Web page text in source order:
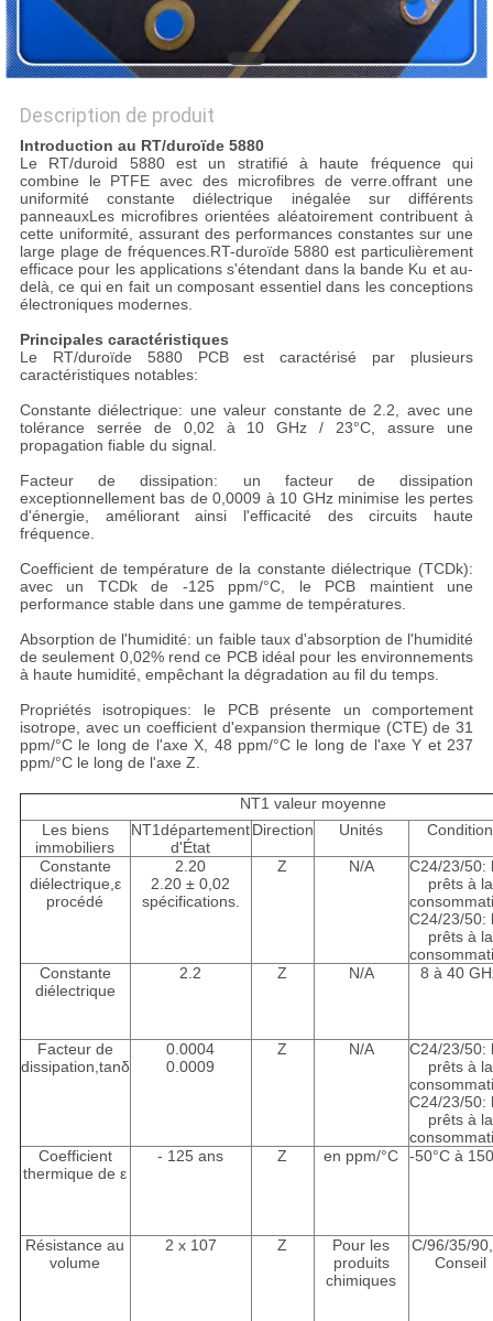
PLAN
DU
POLITIQUE
DE
CONFIDENTIALITÉ
Description de produit
Introduction au RT/duroïde 5880
Le RT/duroid 5880 est un stratifié à haute fréquence qui
combine le PTFE avec des microfibres de verre.offrant une
uniformité constante diélectrique inégalée sur différents
panneauxLes microfibres orientées aléatoirement contribuent à
cette uniformité, assurant des performances constantes sur une
large plage de fréquences.RT-duroïde 5880 est particulièrement
efficace pour les applications s'étendant dans la bande Ku et au-
delà, ce qui en fait un composant essentiel dans les conceptions
électroniques modernes.
Principales caractéristiques
Le RT/duroïde 5880 PCB est caractérisé par plusieurs
caractéristiques notables:
Constante diélectrique: une valeur constante de 2.2, avec une
tolérance serrée de 0,02 à 10 GHz / 23°C, assure une
propagation fiable du signal.
Facteur de dissipation: un facteur de dissipation
exceptionnellement bas de 0,0009 à 10 GHz minimise les pertes
d'énergie, améliorant ainsi l'efficacité des circuits haute
fréquence.
Coefficient de température de la constante diélectrique (TCDk):
avec un TCDk de -125 ppm/°C, le PCB maintient une
performance stable dans une gamme de températures.
Absorption de l'humidité: un faible taux d'absorption de l'humidité
de seulement 0,02% rend ce PCB idéal pour les environnements
à haute humidité, empêchant la dégradation au fil du temps.
Propriétés isotropiques: le PCB présente un comportement
isotrope, avec un coefficient d'expansion thermique (CTE) de 31
ppm/°C le long de l'axe X, 48 ppm/°C le long de l'axe Y et 237
ppm/°C le long de l'axe Z.
NT1 valeur moyenne
Les biens
immobiliers
NT1département
d'État
Direction Unités Condition
Constante
diélectrique,ε
procédé
2.20
2.20 ± 0,02
spécifications.
Z N/A
C24/23/50:
prêts à la
C24/23/50:
prêts à la
Constante
diélectrique
2.2 Z N/A 8 à 40
Facteur de
dissipation,tanδ
0.0004
0.0009
Z N/A
C24/23/50:
prêts à la
C24/23/50:
prêts à la
Coefficient
thermique de ε
- 125 ans Z en ppm/°C -50°C à
Résistance au
volume
2 x 107 Z
Pour les
produits
chimiques
C/96/35/
Conseil